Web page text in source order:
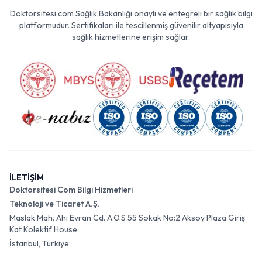
Doktorsitesi.com Sağlık Bakanlığı onaylı ve entegreli bir sağlık bilgi
platformudur. Sertifikaları ile tescillenmiş güvenilir altyapısıyla
sağlık hizmetlerine erişim sağlar.
İLETİŞİM
Doktorsitesi Com Bilgi Hizmetleri
Teknoloji ve Ticaret A.Ş.
Maslak Mah. Ahi Evran Cd. A.O.S 55 Sokak No:2 Aksoy Plaza Giriş
Kat Kolektif House
İstanbul, Türkiye